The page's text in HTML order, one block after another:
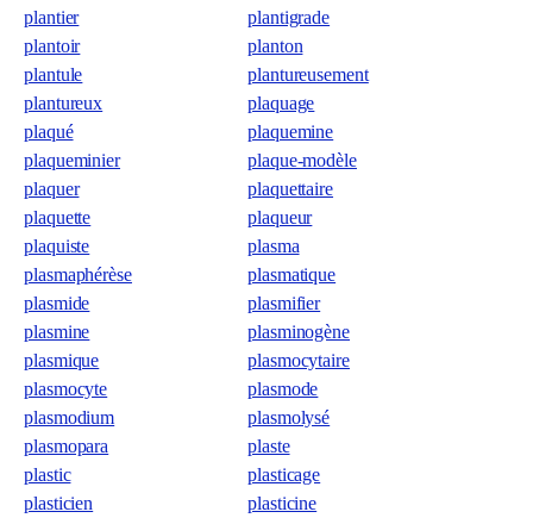
plantier
plantigrade
plantoir
planton
plantule
plantureusement
plantureux
plaquage
plaqué
plaquemine
plaqueminier
plaque-modèle
plaquer
plaquettaire
plaquette
plaqueur
plaquiste
plasma
plasmaphérèse
plasmatique
plasmide
plasmifier
plasmine
plasminogène
plasmique
plasmocytaire
plasmocyte
plasmode
plasmodium
plasmolysé
plasmopara
plaste
plastic
plasticage
plasticien
plasticine